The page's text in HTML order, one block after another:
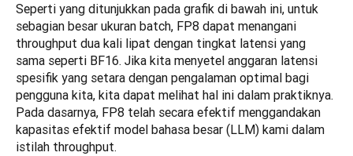
Seperti yang ditunjukkan pada grafik di bawah ini, untuk
sebagian besar ukuran batch, FP8 dapat menangani
throughput dua kali lipat dengan tingkat latensi yang
sama seperti BF16. Jika kita menyetel anggaran latensi
spesifik yang setara dengan pengalaman optimal bagi
pengguna kita, kita dapat melihat hal ini dalam praktiknya.
Pada dasarnya, FP8 telah secara efektif menggandakan
kapasitas efektif model bahasa besar (LLM) kami dalam
istilah throughput.